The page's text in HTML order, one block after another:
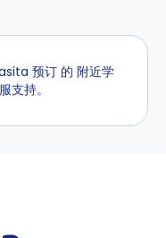
预订 的 附近学
支持。